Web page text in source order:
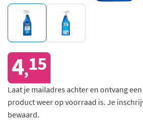
4,15
Laat je mailadres achter en ontvang
product weer op voorraad is. Je
bewaard.